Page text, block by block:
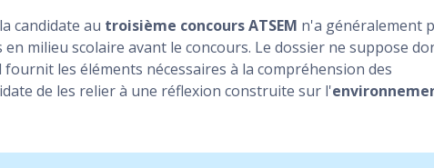
candidate au troisième concours ATSEM n'a généralement
milieu scolaire avant le concours. Le dossier ne suppose
fournit les éléments nécessaires à la compréhension des
de les relier à une réflexion construite sur l'